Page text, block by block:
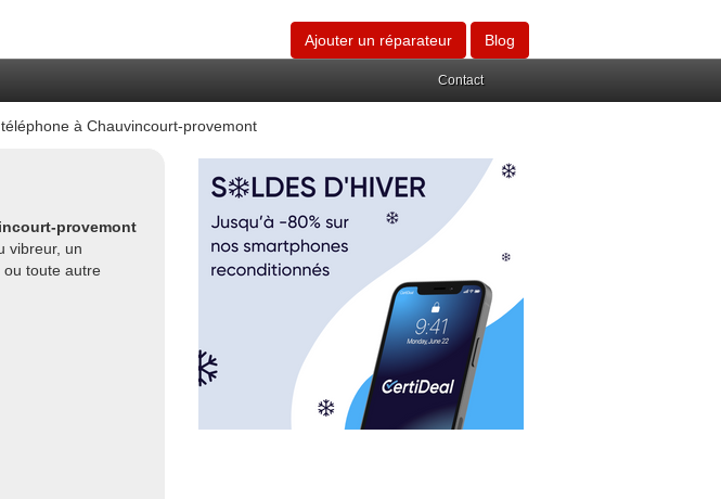
Ajouter un réparateur Blog
Contact
à Chauvincourt-provemont
provemont
vibreur, un
toute autre